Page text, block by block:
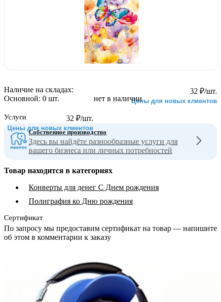
32 ₽/шт.
Цены для новых клиентов
нет в наличии
32 ₽/шт.
Цены для новых клиентов
Наличие на складах:
Основной: 0 шт.
Услуги
Собственное производство
Здесь вы найдёте разнообразные услуги для
вашего бизнеса или личных потребностей
Товар находится в категориях
Конверты для денег С Днем рождения
Полиграфия ко Дню рождения
Сертификат
По запросу мы предоставим сертификат на товар — напишите
об этом в комментарии к заказу